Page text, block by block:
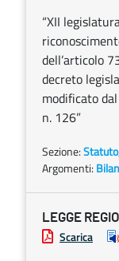
“XII
dell’articolo
decreto
modificato
n. 126”
Sezione:
Argomenti:
LEGGE
Scarica